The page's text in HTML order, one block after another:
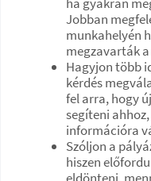
Jobban
munkahelyén
megzavarták
Hagyjon több
kérdés
fel arra, hogy
segíteni
információra
Szóljon a
hiszen